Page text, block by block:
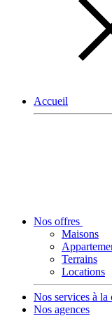
Accueil
Nos offres
Maisons
Terrains
Locations
Nos services à la
Nos agences